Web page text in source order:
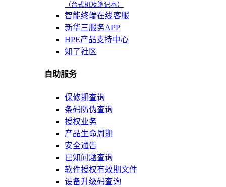
（台式机及笔记本）
智能终端在线客服
新华三服务APP
HPE产品支持中心
知了社区
自助服务
保修期查询
条码防伪查询
授权业务
产品生命周期
安全通告
已知问题查询
软件授权有效期文件
设备升级码查询